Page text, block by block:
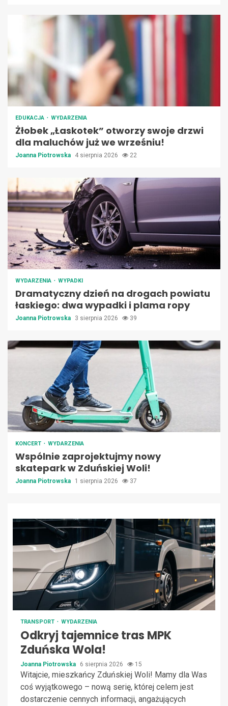
EDUKACJA WYDARZENIA
Żłobek „Łaskotek” otworzy swoje drzwi
dla maluchów już we wrześniu!
Joanna Piotrowska 4 sierpnia 2026 22
WYDARZENIA WYPADKI
Dramatyczny dzień na drogach powiatu
łaskiego: dwa wypadki i plama ropy
Joanna Piotrowska 3 sierpnia 2026 39
KONCERT WYDARZENIA
Wspólnie zaprojektujmy nowy
skatepark w Zduńskiej Woli!
Joanna Piotrowska 1 sierpnia 2026 37
TRANSPORT WYDARZENIA
Odkryj tajemnice tras MPK
Zduńska Wola!
Joanna Piotrowska 6 sierpnia 2026 15
Witajcie, mieszkańcy Zduńskiej Woli! Mamy dla Was
coś wyjątkowego – nową serię, której celem jest
dostarczenie cennych informacji, angażujących